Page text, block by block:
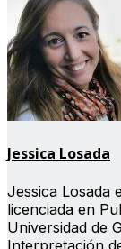
Jessica Losada
Jessica Losada
licenciada en
Universidad de